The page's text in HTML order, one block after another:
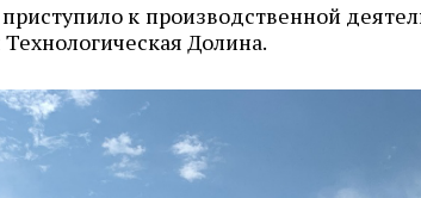
к производственной
Долина.